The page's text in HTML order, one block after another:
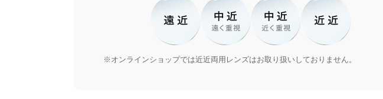
※オンラインショップでは近近両用レンズはお取り扱いしておりません。